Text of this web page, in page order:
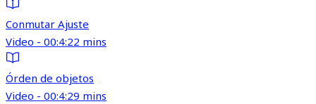
Conmutar Ajuste
Video - 00:4:22 mins
Órden de objetos
Video - 00:4:29 mins